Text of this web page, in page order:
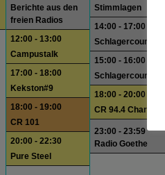
Berichte aus den
freien Radios
12:00 - 13:00
Campustalk
17:00 - 18:00
Kekston#9
18:00 - 19:00
CR 101
20:00 - 22:30
Pure Steel
Stimmlagen
14:00 - 17:00
15:00 - 16:00
18:00 - 20:00
CR 94.4 Charts
23:00 - 23:59
Radio Goethe